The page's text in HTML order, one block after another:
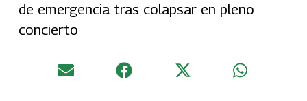
de emergencia tras colapsar en pleno
concierto